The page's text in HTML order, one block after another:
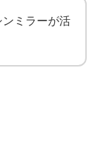
ミラーが活